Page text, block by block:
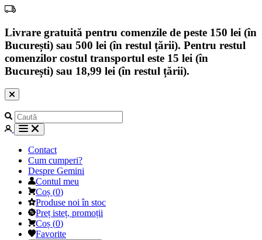
Livrare gratuită pentru comenzile de peste 150 lei (în
București) sau 500 lei (în restul țării). Pentru restul
comenzilor costul transportul este 15 lei (în
București) sau 18,99 lei (în restul țării).
Contact
Cum cumperi?
Despre Gemini
Contul meu
Coș (0)
Produse noi în stoc
Preț isteț, promoții
Coș (0)
Favorite